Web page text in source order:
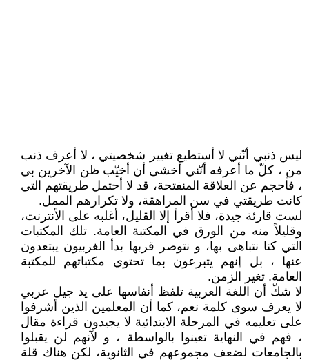
ليس ذنبي أنّني لا أستطيع تغيير شخصيتي ، لا أعرف ذنب
من ، كلّ ما أعرفه أنّني أخشى أن أخيّب ظن الآخرين بي
، فأحجم عن العلاقة المنفتحة، قد لا أحتمل طريقتهم التي
كانت طريقتي في سن المراهقة، ولا تكرارهم الممل.
لست قارئة جيدة، فلا أقرأ إلا القليل، أغلبه على الأنترنت،
وقليلاً منه من الورق في المكتبة العامة. تلك المكتبات
التي كنا نتباهى بها، و نتوصر قربها بدأ الغربيون يبتعدون
عنها ، بل إنهم يتبرعون بما تحتوي مكتباتهم للمكتبة
العامة. تغير الزمن.
لا شكّ أن اللغة العربية تلفظ أنفاسها على يد جيل عربي
لا يعرف سوى كلمة نعم، كما أن المعلمين الذين أشرفوا
على تعليمه في المرحلة الابتدائية لا يجيدون قراءة مقال
، فهم في النهاية تعينوا بالواسطة ، و لآنهم لن يقبلوا
بالجامعات لضعف مجموعهم في الثانوية، لكن هناك قلة